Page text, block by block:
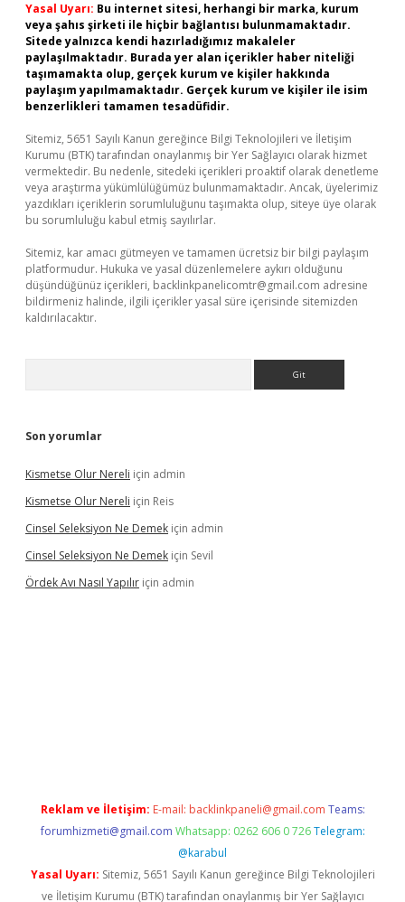
Yasal Uyarı: Bu internet sitesi, herhangi bir marka, kurum
veya şahıs şirketi ile hiçbir bağlantısı bulunmamaktadır.
Sitede yalnızca kendi hazırladığımız makaleler
paylaşılmaktadır. Burada yer alan içerikler haber niteliği
taşımamakta olup, gerçek kurum ve kişiler hakkında
paylaşım yapılmamaktadır. Gerçek kurum ve kişiler ile isim
benzerlikleri tamamen tesadüfidir.
Sitemiz, 5651 Sayılı Kanun gereğince Bilgi Teknolojileri ve İletişim
Kurumu (BTK) tarafından onaylanmış bir Yer Sağlayıcı olarak hizmet
vermektedir. Bu nedenle, sitedeki içerikleri proaktif olarak denetleme
veya araştırma yükümlülüğümüz bulunmamaktadır. Ancak, üyelerimiz
yazdıkları içeriklerin sorumluluğunu taşımakta olup, siteye üye olarak
bu sorumluluğu kabul etmiş sayılırlar.
Sitemiz, kar amacı gütmeyen ve tamamen ücretsiz bir bilgi paylaşım
platformudur. Hukuka ve yasal düzenlemelere aykırı olduğunu
düşündüğünüz içerikleri, backlinkpanelicomtr@gmail.com adresine
bildirmeniz halinde, ilgili içerikler yasal süre içerisinde sitemizden
kaldırılacaktır.
Son yorumlar
Kismetse Olur Nereli için admin
Kismetse Olur Nereli için Reis
Cinsel Seleksiyon Ne Demek için admin
Cinsel Seleksiyon Ne Demek için Sevil
Ördek Avı Nasıl Yapılır için admin
Reklam ve İletişim: E-mail: backlinkpaneli@gmail.com Teams:
forumhizmeti@gmail.com Whatsapp: 0262 606 0 726 Telegram:
@karabul
Yasal Uyarı: Sitemiz, 5651 Sayılı Kanun gereğince Bilgi Teknolojileri
ve İletişim Kurumu (BTK) tarafından onaylanmış bir Yer Sağlayıcı